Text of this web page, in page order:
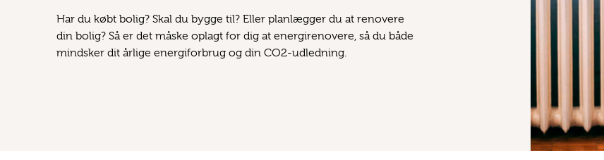
Har du købt bolig? Skal du bygge til? Eller planlægger du at renovere
din bolig? Så er det måske oplagt for dig at energirenovere, så du både
mindsker dit årlige energiforbrug og din CO2-udledning.